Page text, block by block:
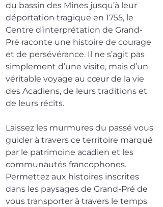
du bassin des Mines jusqu’à leur
déportation tragique en 1755, le
Centre d’interprétation de Grand-
Pré raconte une histoire de courage
et de persévérance. Il ne s’agit pas
simplement d’une visite, mais d’un
véritable voyage au cœur de la vie
des Acadiens, de leurs traditions et
de leurs récits.
Laissez les murmures du passé vous
guider à travers ce territoire marqué
par le patrimoine acadien et les
communautés francophones.
Permettez aux histoires inscrites
dans les paysages de Grand-Pré de
vous transporter à travers le temps